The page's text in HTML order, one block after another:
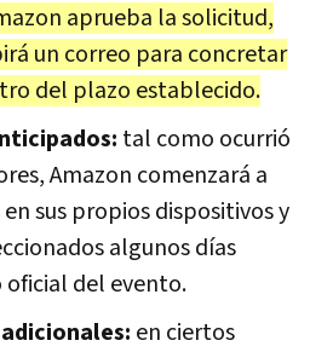
aprueba la solicitud,
un correo para concretar
del plazo establecido.
tal como ocurrió
Amazon comenzará a
sus propios dispositivos y
algunos días
oficial del evento.
en ciertos